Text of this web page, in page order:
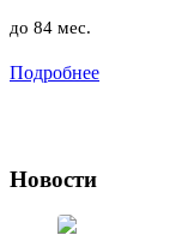
до 84 мес.
Подробнее
Новости